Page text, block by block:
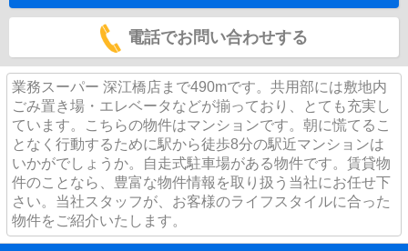
電話でお問い合わせする
業務スーパー 深江橋店まで490mです。共用部には敷地内
ごみ置き場・エレベータなどが揃っており、とても充実し
ています。こちらの物件はマンションです。朝に慌てるこ
となく行動するために駅から徒歩8分の駅近マンションは
いかがでしょうか。自走式駐車場がある物件です。賃貸物
件のことなら、豊富な物件情報を取り扱う当社にお任せ下
さい。当社スタッフが、お客様のライフスタイルに合った
物件をご紹介いたします。